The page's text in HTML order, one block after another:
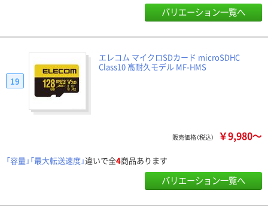
バリエーション一覧へ
エレコム マイクロSDカード microSDHC
Class10 高耐久モデル MF-HMS
19
販売価格（税込） ￥9,980～
「容量」「最大転送速度」違いで全4商品あります
バリエーション一覧へ